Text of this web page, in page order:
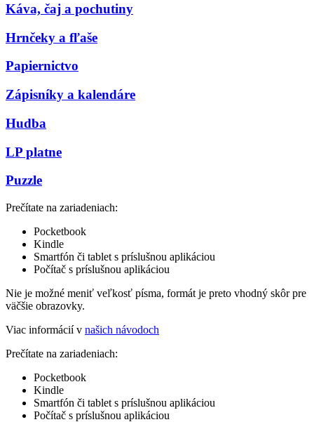
Káva, čaj a pochutiny
Hrnčeky a fľaše
Papiernictvo
Zápisníky a kalendáre
Hudba
LP platne
Puzzle
Prečítate na zariadeniach:
Pocketbook
Kindle
Smartfón či tablet s príslušnou aplikáciou
Počítač s príslušnou aplikáciou
Nie je možné meniť veľkosť písma, formát je preto vhodný skôr pre
väčšie obrazovky.
Viac informácií v našich návodoch
Prečítate na zariadeniach:
Pocketbook
Kindle
Smartfón či tablet s príslušnou aplikáciou
Počítač s príslušnou aplikáciou